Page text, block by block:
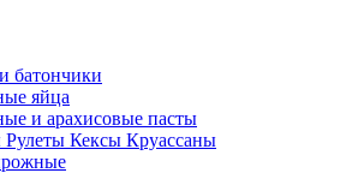
батончики
яйца
и арахисовые пасты
Кексы Круассаны